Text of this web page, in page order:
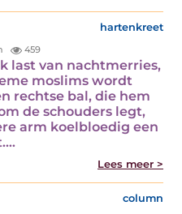
hartenkreet
459
last van nachtmerries,
moslims wordt
rechtse bal, die hem
de schouders legt,
arm koelbloedig een
Lees meer >
column